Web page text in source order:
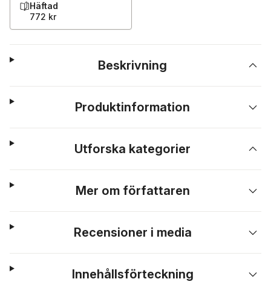
Häftad
772 kr
Beskrivning
Produktinformation
Utforska kategorier
Mer om författaren
Recensioner i media
Innehållsförteckning